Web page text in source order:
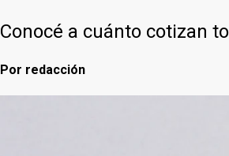
Conocé a cuánto cotizan
Por redacción